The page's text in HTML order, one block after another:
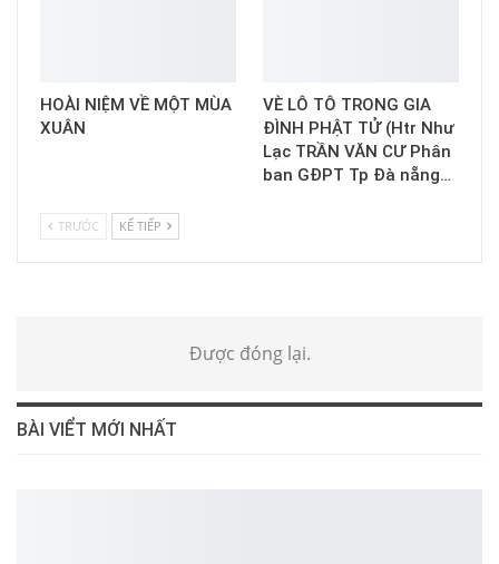
HOÀI NIỆM VỀ MỘT MÙA
XUÂN
VÈ LÔ TÔ TRONG GIA
ĐÌNH PHẬT TỬ (Htr Như
Lạc TRẦN VĂN CƯ Phân
ban GĐPT Tp Đà nẵng…
TRƯỚC KẾ TIẾP
Được đóng lại.
BÀI VIỂT MỚI NHẤT